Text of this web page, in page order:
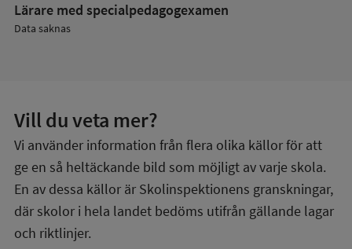
Lärare med specialpedagog­examen
Data saknas
Vill du veta mer?
Vi använder information från flera olika källor för att
ge en så heltäckande bild som möjligt av varje skola.
En av dessa källor är Skolinspektionens granskningar,
där skolor i hela landet bedöms utifrån gällande lagar
och riktlinjer.